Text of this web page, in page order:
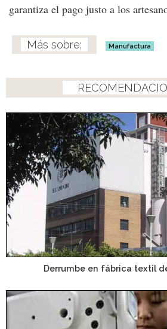
garantiza el pago justo a los
Manufactura
Derrumbe en fábrica textil